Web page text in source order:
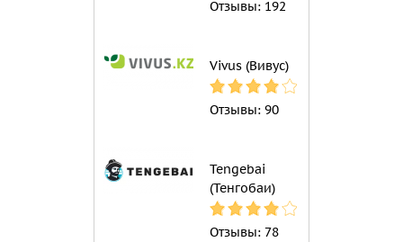
Отзывы: 192
Vivus (Вивус)
Отзывы: 90
Tengebai
(Тенгобаи)
Отзывы: 78